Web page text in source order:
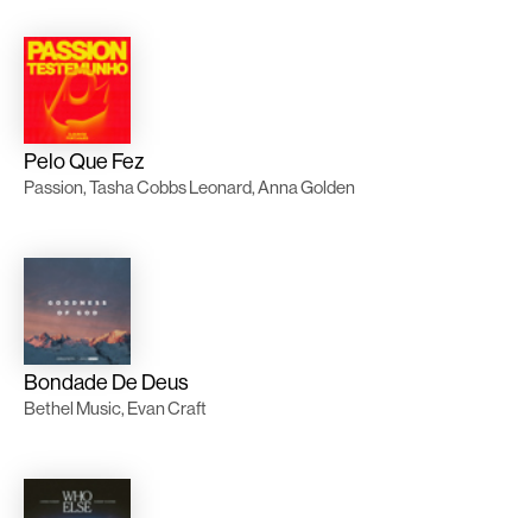
Pelo Que Fez
Passion, Tasha Cobbs Leonard, Anna Golden
Bondade De Deus
Bethel Music, Evan Craft